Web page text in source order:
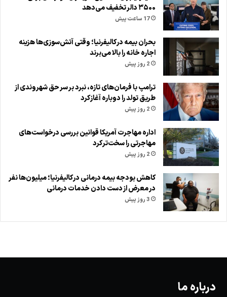
۳۵۰۰ دالر تخفیف می‌دهد
17 ساعت پیش
بحران بیمه در کالیفرنیا؛ وقتی آتش‌سوزی‌ها هزینه
اجاره خانه را بالا می‌برند
2 روز پیش
ترامپ با فرمان‌های تازه، نبرد بر سر حق شهروندی از
طریق تولد را دوباره آغاز کرد
2 روز پیش
اداره مهاجرت آمریکا قوانین بررسی درخواست‌های
مهاجرتی را سخت‌تر کرد
2 روز پیش
کاهش بودجه بیمه درمانی در کالیفرنیا؛ میلیون‌ها نفر
در معرض از دست دادن خدمات درمانی
3 روز پیش
درباره ما